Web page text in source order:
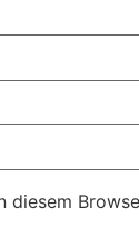
diesem